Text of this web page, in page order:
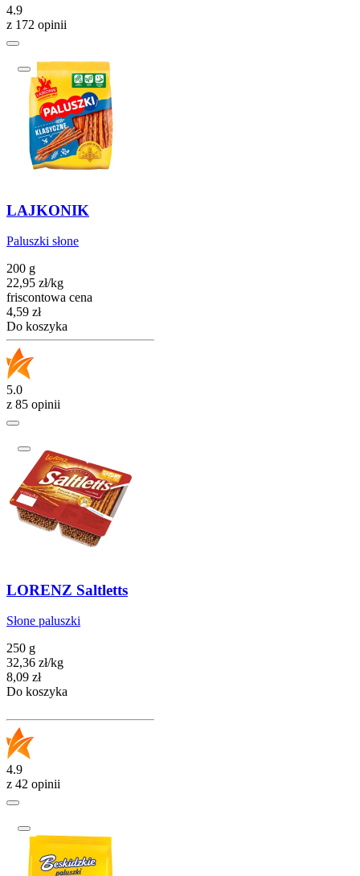
4.9
z 172 opinii
LAJKONIK
Paluszki słone
200 g
22,95 zł/kg
friscontowa cena
Cena
4,59 zł
Do koszyka
5.0
z 85 opinii
LORENZ Saltletts
Słone paluszki
250 g
32,36 zł/kg
Cena
8,09 zł
Do koszyka
4.9
z 42 opinii